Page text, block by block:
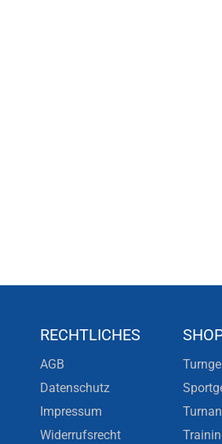
RECHTLICHES
AGB
Datenschutz
Impressum
Widerrufsrecht